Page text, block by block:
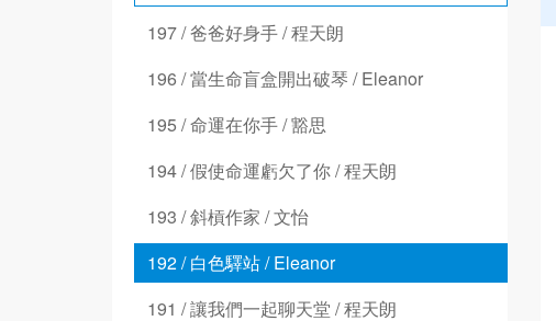
197 / 爸爸好身手 / 程天朗
196 / 當生命盲盒開出破琴 / Eleanor
195 / 命運在你手 / 豁思
194 / 假使命運虧欠了你 / 程天朗
193 / 斜槓作家 / 文怡
192 / 白色驛站 / Eleanor
191 / 讓我們一起聊天堂 / 程天朗